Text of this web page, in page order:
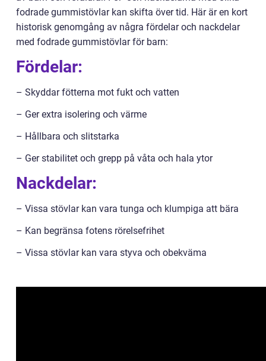
fodrade gummistövlar kan skifta över tid. Här är en kort
historisk genomgång av några fördelar och nackdelar
med fodrade gummistövlar för barn:
Fördelar:
– Skyddar fötterna mot fukt och vatten
– Ger extra isolering och värme
– Hållbara och slitstarka
– Ger stabilitet och grepp på våta och hala ytor
Nackdelar:
– Vissa stövlar kan vara tunga och klumpiga att bära
– Kan begränsa fotens rörelsefrihet
– Vissa stövlar kan vara styva och obekväma